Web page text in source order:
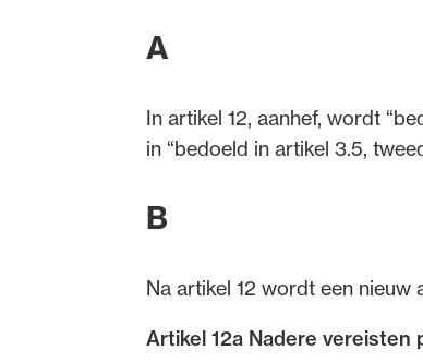
A
In artikel 12, aanhef, wordt
in “bedoeld in artikel 3.5,
B
Na artikel 12 wordt een nieuw
Artikel 12a Nadere vereisten